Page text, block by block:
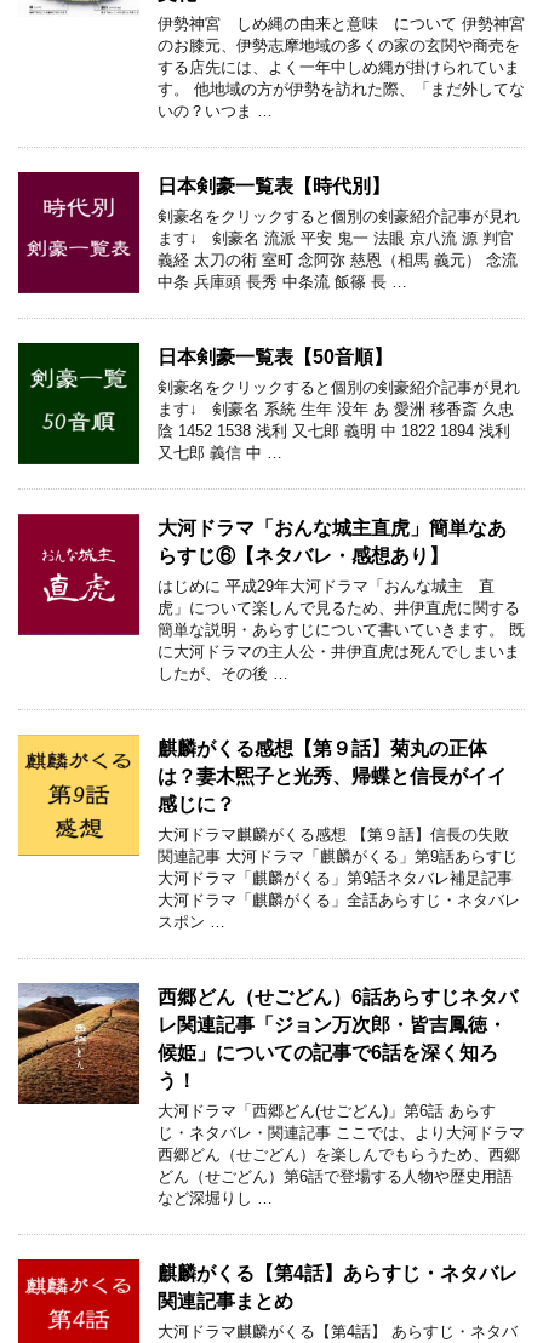
伊勢神宮 しめ縄の由来と意味 について 伊勢神宮
のお膝元、伊勢志摩地域の多くの家の玄関や商売を
する店先には、よく一年中しめ縄が掛けられていま
す。 他地域の方が伊勢を訪れた際、「まだ外してな
いの？いつま …
日本剣豪一覧表【時代別】
剣豪名をクリックすると個別の剣豪紹介記事が見れ
ます↓ 剣豪名 流派 平安 鬼一 法眼 京八流 源 判官
義経 太刀の術 室町 念阿弥 慈恩（相馬 義元） 念流
中条 兵庫頭 長秀 中条流 飯篠 長 …
日本剣豪一覧表【50音順】
剣豪名をクリックすると個別の剣豪紹介記事が見れ
ます↓ 剣豪名 系統 生年 没年 あ 愛洲 移香斎 久忠
陰 1452 1538 浅利 又七郎 義明 中 1822 1894 浅利
又七郎 義信 中 …
大河ドラマ「おんな城主直虎」簡単なあ
らすじ⑥【ネタバレ・感想あり】
はじめに 平成29年大河ドラマ「おんな城主 直
虎」について楽しんで見るため、井伊直虎に関する
簡単な説明・あらすじについて書いていきます。 既
に大河ドラマの主人公・井伊直虎は死んでしまいま
したが、その後 …
麒麟がくる感想【第９話】菊丸の正体
は？妻木煕子と光秀、帰蝶と信長がイイ
感じに？
大河ドラマ麒麟がくる感想 【第９話】信長の失敗
関連記事 大河ドラマ「麒麟がくる」第9話あらすじ
大河ドラマ「麒麟がくる」第9話ネタバレ補足記事
大河ドラマ「麒麟がくる」全話あらすじ・ネタバレ
スポン …
西郷どん（せごどん）6話あらすじネタバ
レ関連記事「ジョン万次郎・皆吉鳳徳・
候姫」についての記事で6話を深く知ろ
う！
大河ドラマ「西郷どん(せごどん)」第6話 あらす
じ・ネタバレ・関連記事 ここでは、より大河ドラマ
西郷どん（せごどん）を楽しんでもらうため、西郷
どん（せごどん）第6話で登場する人物や歴史用語
など深堀りし …
麒麟がくる【第4話】あらすじ・ネタバレ
関連記事まとめ
大河ドラマ麒麟がくる【第4話】 あらすじ・ネタバ